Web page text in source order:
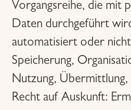
Vorgangsreihe, die mit
Daten durchgeführt
automatisiert oder
Speicherung,
Nutzung, Übermittlung,
Recht auf Auskunft: